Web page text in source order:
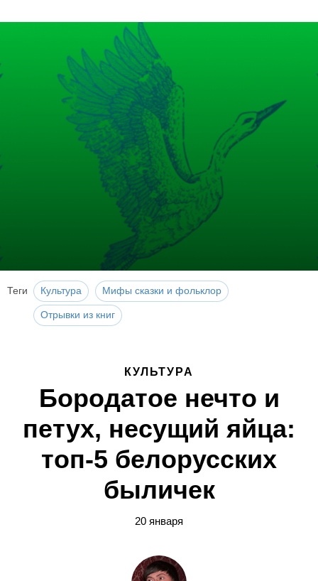
Теги Культура Мифы сказки и фольклор
Отрывки из книг
КУЛЬТУРА
Бородатое нечто и
петух, несущий яйца:
топ-5 белорусских
быличек
20 января